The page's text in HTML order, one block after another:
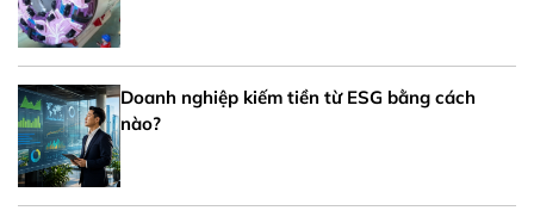
Doanh nghiệp kiếm tiền từ ESG bằng cách
nào?